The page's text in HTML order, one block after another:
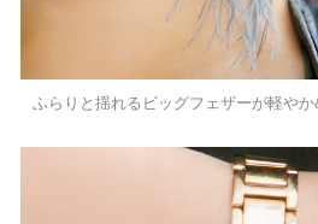
ふらりと揺れるビッグフェザーが軽やか